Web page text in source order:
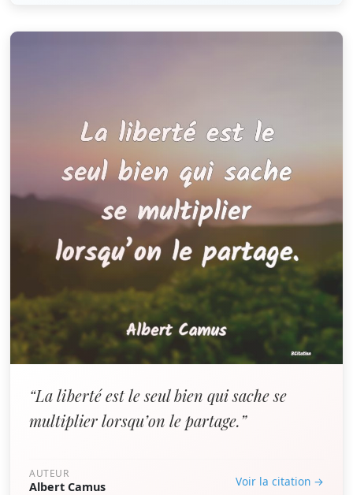
“La liberté est le seul bien qui sache se
multiplier lorsqu’on le partage.”
AUTEUR
Albert Camus Voir la citation →